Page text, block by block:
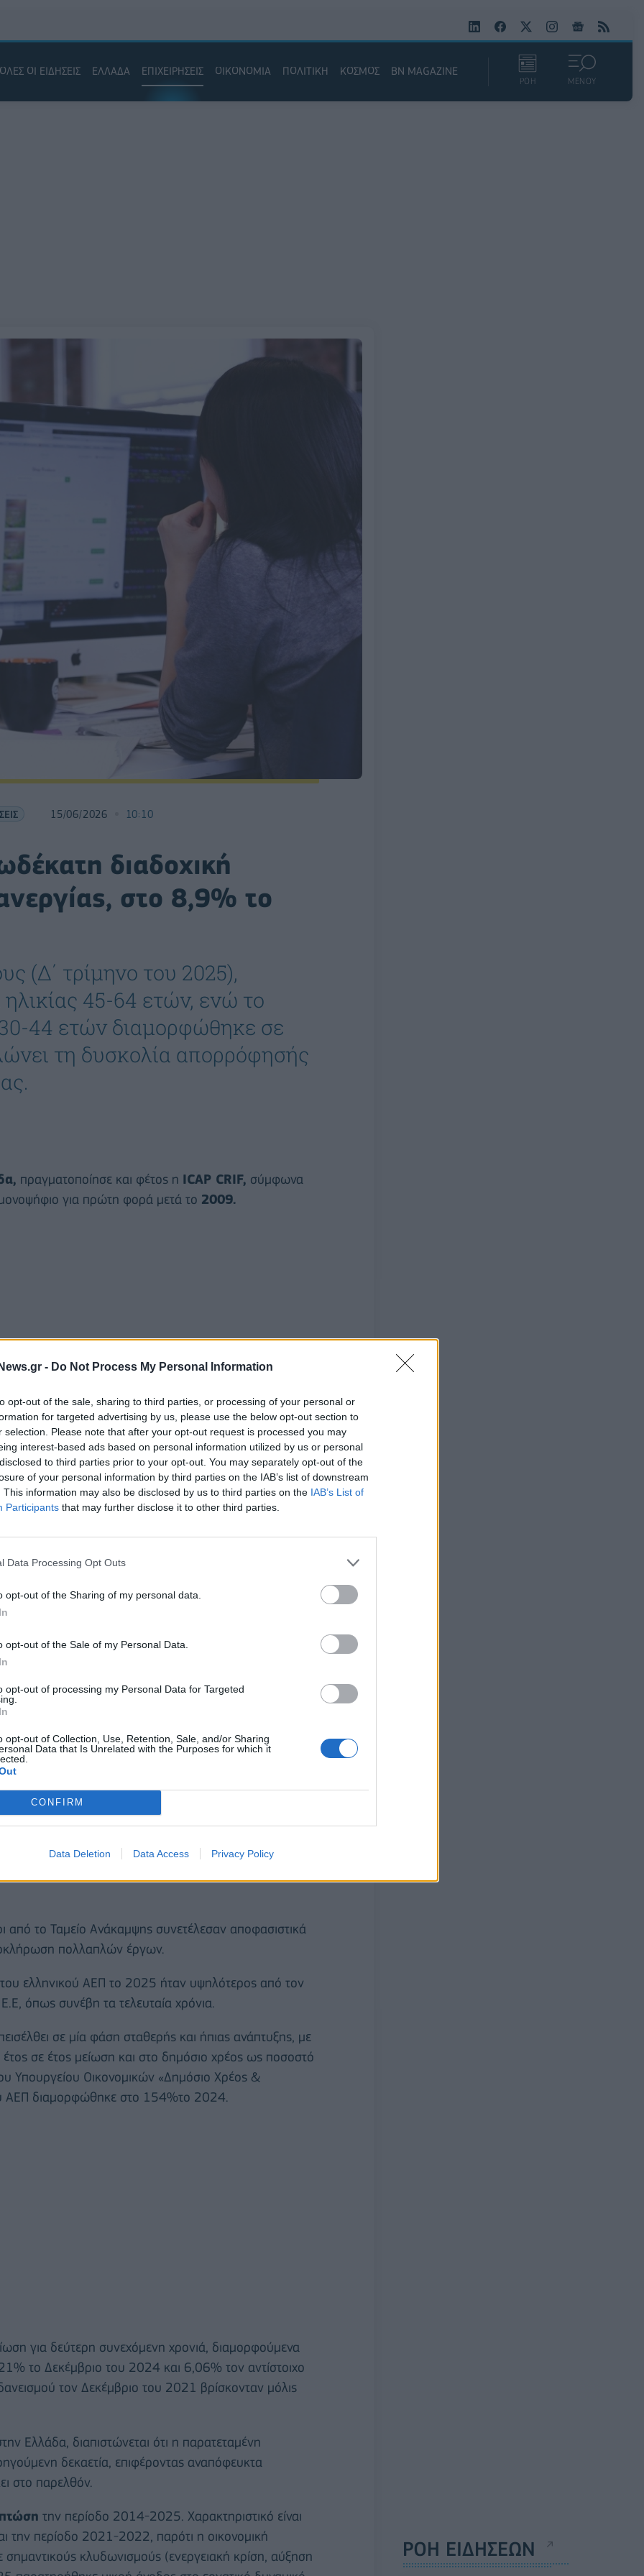
- Do Not Process My Personal Information
opt-out of the sale, sharing to third parties, or processing of your personal or
for targeted advertising by us, please use the below opt-out section to
selection. Please note that after your opt-out request is processed you may
interest-based ads based on personal information utilized by us or personal
to third parties prior to your opt-out. You may separately opt-out of the
of your personal information by third parties on the IAB’s list of downstream
This information may also be disclosed by us to third parties on the IAB’s List of
Participants that may further disclose it to other third parties.
Data Processing Opt Outs
opt-out of the Sharing of my personal data.
opt-out of the Sale of my Personal Data.
opt-out of processing my Personal Data for Targeted
opt-out of Collection, Use, Retention, Sale, and/or Sharing
Data that Is Unrelated with the Purposes for which it
CONFIRM
Data Deletion Data Access Privacy Policy
ΟΛΕΣ ΟΙ ΕΙΔΗΣΕΙΣ ΕΛΛΑΔΑ ΕΠΙΧΕΙΡΗΣΕΙΣ ΟΙΚΟΝΟΜΙΑ ΠΟΛΙΤΙΚΗ ΚΟΣΜΟΣ BN MAGAZINE
ΡΟΗ ΜΕΝΟΥ
15/06/2026 10:10
διαδοχική
στο 8,9% το
(Δ΄ τρίμηνο του 2025),
45-64 ετών, ενώ το
44 ετών διαμορφώθηκε σε
τη δυσκολία απορρόφησής
πραγματοποίησε και φέτος η ICAP CRIF, σύμφωνα
για πρώτη φορά μετά το 2009.
στην επιχειρηματική της έκδοση, “Leading
για την ελληνική οικονομία, σε ένα διεθνές
εντάσεων. Έτσι, το
του ελληνικού ΑΕΠ και το 2024, καθώς διαμορφώθηκε
της ΕΛ.ΣΤΑΤ. Η ανάπτυξη του 2025
σχηματισμό παγίου κεφαλαίου, ο οποίος
κατά 2,0%, απόρροια της βελτίωσης της
από το Ταμείο Ανάκαμψης συνετέλεσαν αποφασιστικά
πολλαπλών έργων.
ελληνικού ΑΕΠ το 2025 ήταν υψηλότερος από τον
όπως συνέβη τα τελευταία χρόνια.
σε μία φάση σταθερής και ήπιας ανάπτυξης, με
έτος σε έτος μείωση και στο δημόσιο χρέος ως ποσοστό
Υπουργείου Οικονομικών «Δημόσιο Χρέος &
ΑΕΠ διαμορφώθηκε στο 154%το 2024.
για δεύτερη συνεχόμενη χρονιά, διαμορφούμενα
το Δεκέμβριο του 2024 και 6,06% τον αντίστοιχο
τον Δεκέμβριο του 2021 βρίσκονταν μόλις
Ελλάδα, διαπιστώνεται ότι η παρατεταμένη
δεκαετία, επιφέροντας αναπόφευκτα
στο παρελθόν.
πτώση την περίοδο 2014-2025. Χαρακτηριστικό είναι
την περίοδο 2021-2022, παρότι η οικονομική
κλυδωνισμούς (ενεργειακή κρίση, αύξηση
ΡΟΗ ΕΙΔΗΣΕΩΝ